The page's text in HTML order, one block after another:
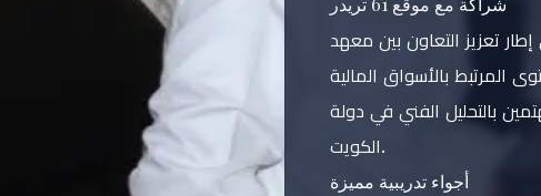
تعزيز التعاون بين معهد
بالتحليل الفني في دولة
الكويت.
أجواء تدريبية مميزة